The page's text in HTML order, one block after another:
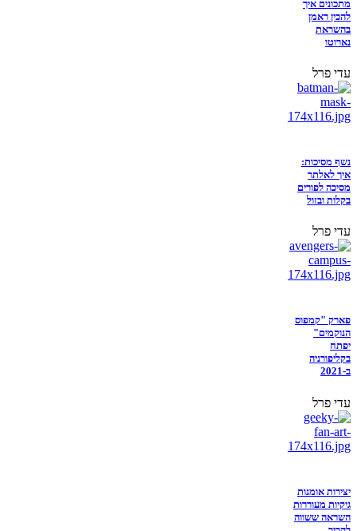
מתכונים איך
להכין ראמן
בהשראת
נארוטו
עדי פרל
נשף מסיכות:
איך לאלתר
מסיכה לפורים
בקלות ובזול
עדי פרל
פארק "קמפוס
הנוקמים"
יפתח
בקליפורניה
ב-2021
עדי פרל
יצירות אומנות
גיקיות מעוררות
השראה ששווה